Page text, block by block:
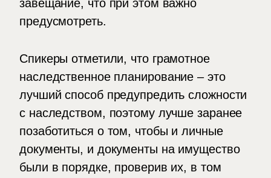
завещание, что при этом важно
предусмотреть.
Спикеры отметили, что грамотное
наследственное планирование – это
лучший способ предупредить сложности
с наследством, поэтому лучше заранее
позаботиться о том, чтобы и личные
документы, и документы на имущество
были в порядке, проверив их, в том